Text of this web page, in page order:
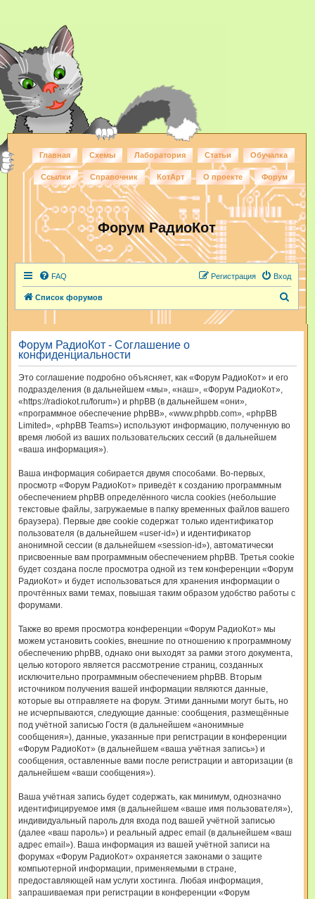
Главная Схемы Лаборатория Статьи Обучалка
Ссылки Справочник КотАрт О проекте Форум
Форум РадиоКот
FAQ Вход
Регистрация
Список форумов
и
к
Форум РадиоКот - Соглашение о
конфиденциальности
Это соглашение подробно объясняет, как «Форум РадиоКот» и его
подразделения (в дальнейшем «мы», «наш», «Форум РадиоКот»,
«https://radiokot.ru/forum») и phpBB (в дальнейшем «они»,
«программное обеспечение phpBB», «www.phpbb.com», «phpBB
Limited», «phpBB Teams») используют информацию, полученную во
время любой из ваших пользовательских сессий (в дальнейшем
«ваша информация»).
Ваша информация собирается двумя способами. Во-первых,
просмотр «Форум РадиоКот» приведёт к созданию программным
обеспечением phpBB определённого числа cookies (небольшие
текстовые файлы, загружаемые в папку временных файлов вашего
браузера). Первые две cookie содержат только идентификатор
пользователя (в дальнейшем «user-id») и идентификатор
анонимной сессии (в дальнейшем «session-id»), автоматически
присвоенные вам программным обеспечением phpBB. Третья cookie
будет создана после просмотра одной из тем конференции «Форум
РадиоКот» и будет использоваться для хранения информации о
прочтённых вами темах, повышая таким образом удобство работы с
форумами.
Также во время просмотра конференции «Форум РадиоКот» мы
можем установить cookies, внешние по отношению к программному
обеспечению phpBB, однако они выходят за рамки этого документа,
целью которого является рассмотрение страниц, созданных
исключительно программным обеспечением phpBB. Вторым
источником получения вашей информации являются данные,
которые вы отправляете на форум. Этими данными могут быть, но
не исчерпываются, следующие данные: сообщения, размещённые
под учётной записью Гостя (в дальнейшем «анонимные
сообщения»), данные, указанные при регистрации в конференции
«Форум РадиоКот» (в дальнейшем «ваша учётная запись») и
сообщения, оставленные вами после регистрации и авторизации (в
дальнейшем «ваши сообщения»).
Ваша учётная запись будет содержать, как минимум, однозначно
идентифицируемое имя (в дальнейшем «ваше имя пользователя»),
индивидуальный пароль для входа под вашей учётной записью
(далее «ваш пароль») и реальный адрес email (в дальнейшем «ваш
адрес email»). Ваша информация из вашей учётной записи на
форумах «Форум РадиоКот» охраняется законами о защите
компьютерной информации, применяемыми в стране,
предоставляющей нам услуги хостинга. Любая информация,
запрашиваемая при регистрации в конференции «Форум